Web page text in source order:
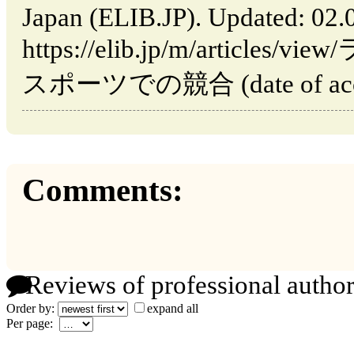
Japan (ELIB.JP). Updated:
https://elib.jp/m/articles/
スポーツでの競合 (date of
Comments:
Reviews of professional
Order by:
expand all
Per page: